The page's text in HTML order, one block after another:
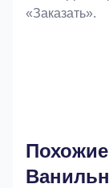
«Заказать».